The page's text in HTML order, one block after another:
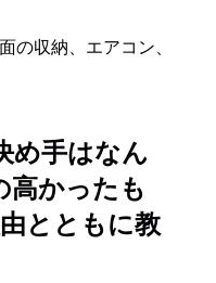
の収納、エアコン、
め手はなん
高かったも
とともに教